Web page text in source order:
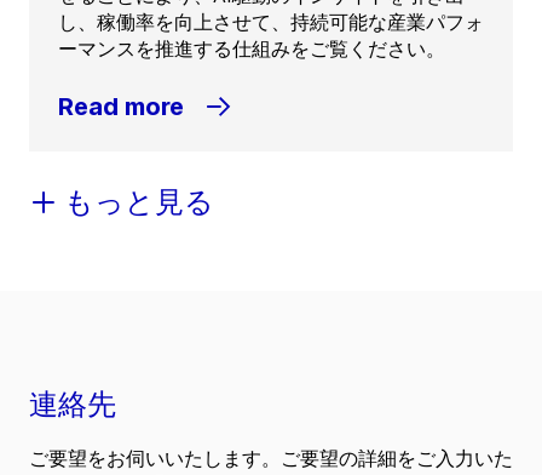
し、稼働率を向上させて、持続可能な産業パフォ
ーマンスを推進する仕組みをご覧ください。
Read more
もっと見る
連絡先
ご要望をお伺いいたします。ご要望の詳細をご入力いた